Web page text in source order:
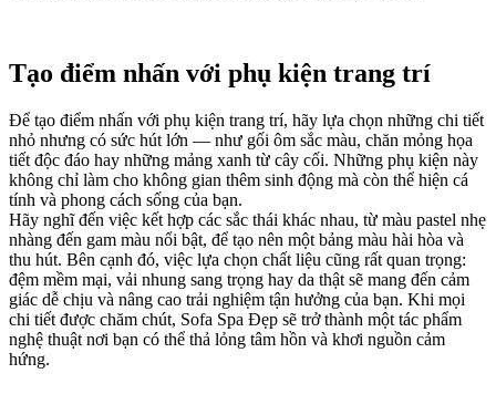
Tạo điểm nhấn với phụ kiện trang trí
Để tạo điểm nhấn với phụ kiện trang trí, hãy lựa chọn những chi tiết
nhỏ nhưng có sức hút lớn — như gối ôm sắc màu, chăn mỏng họa
tiết độc đáo hay những mảng xanh từ cây cối. Những phụ kiện này
không chỉ làm cho không gian thêm sinh động mà còn thể hiện cá
tính và phong cách sống của bạn.
Hãy nghĩ đến việc kết hợp các sắc thái khác nhau, từ màu pastel nhẹ
nhàng đến gam màu nổi bật, để tạo nên một bảng màu hài hòa và
thu hút. Bên cạnh đó, việc lựa chọn chất liệu cũng rất quan trọng:
đệm mềm mại, vải nhung sang trọng hay da thật sẽ mang đến cảm
giác dễ chịu và nâng cao trải nghiệm tận hưởng của bạn. Khi mọi
chi tiết được chăm chút, Sofa Spa Đẹp sẽ trở thành một tác phẩm
nghệ thuật nơi bạn có thể thả lỏng tâm hồn và khơi nguồn cảm
hứng.